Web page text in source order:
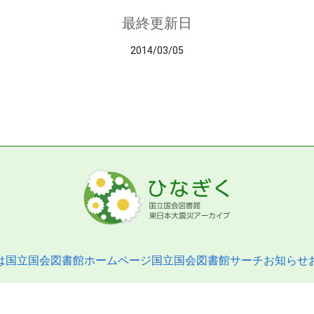
最終更新日
2014/03/05
国立国会図書館ホームページ国立国会図書館サーチお知らせ